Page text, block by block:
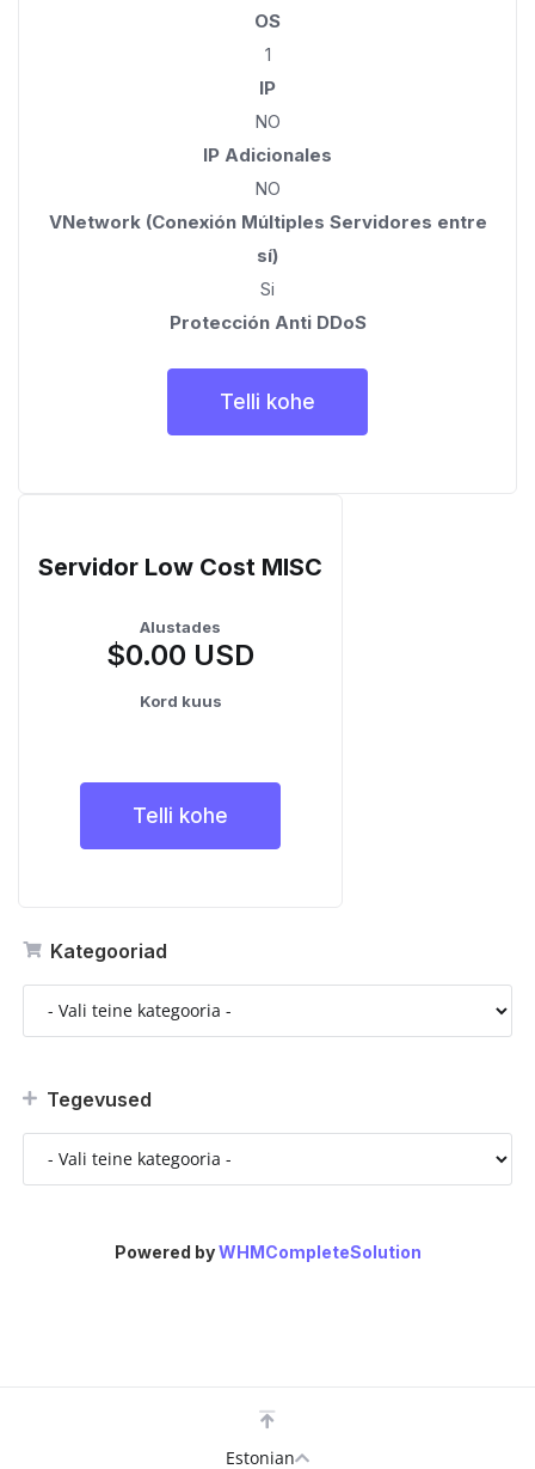
Kategooriad
Tegevused
OS
1
IP
NO
IP Adicionales
NO
VNetwork (Conexión Múltiples Servidores entre
sí)
Si
Protección Anti DDoS
Telli kohe
Servidor Low Cost MISC
Alustades
$0.00 USD
Kord kuus
Telli kohe
Powered byWHMCompleteSolution
Estonian